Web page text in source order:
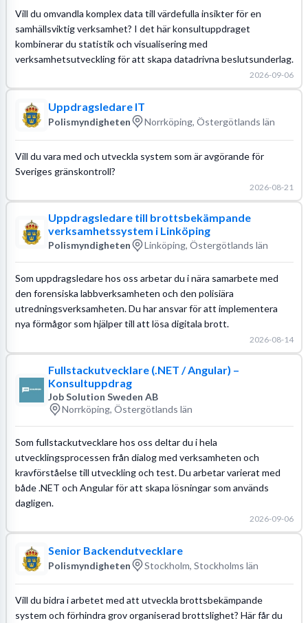
Vill du omvandla komplex data till värdefulla insikter för en
samhällsviktig verksamhet? I det här konsultuppdraget
kombinerar du statistik och visualisering med
verksamhetsutveckling för att skapa datadrivna beslutsunderlag.
2026-09-06
Uppdragsledare IT
Polismyndigheten Norrköping, Östergötlands län
Vill du vara med och utveckla system som är avgörande för
Sveriges gränskontroll?
2026-08-21
Uppdragsledare till brottsbekämpande
verksamhetssystem i Linköping
Polismyndigheten Linköping, Östergötlands län
Som uppdragsledare hos oss arbetar du i nära samarbete med
den forensiska labbverksamheten och den polisiära
utredningsverksamheten. Du har ansvar för att implementera
nya förmågor som hjälper till att lösa digitala brott.
2026-08-14
Fullstackutvecklare (.NET / Angular) –
Konsultuppdrag
Job Solution Sweden AB
Norrköping, Östergötlands län
Som fullstackutvecklare hos oss deltar du i hela
utvecklingsprocessen från dialog med verksamheten och
kravförståelse till utveckling och test. Du arbetar varierat med
både .NET och Angular för att skapa lösningar som används
dagligen.
2026-09-06
Senior Backendutvecklare
Polismyndigheten Stockholm, Stockholms län
Vill du bidra i arbetet med att utveckla brottsbekämpande
system och förhindra grov organiserad brottslighet? Här får du